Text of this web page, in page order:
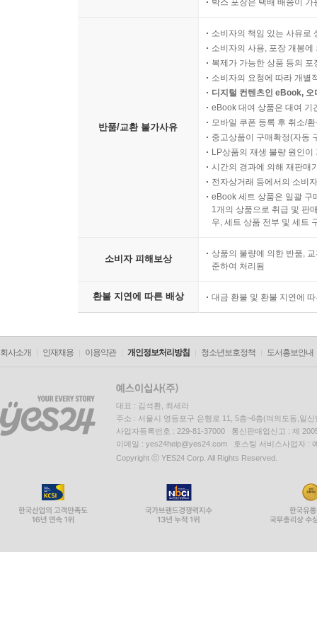
반품/교환 불가사유
소비자의 책임 있는 사유로
소비자의 사용, 포장 개봉
복제가 가능한 상품 등의
소비자의 요청에 따라 개별
디지털 컨텐츠인 eBook,
eBook 대여 상품은 대여 기
모바일 쿠폰 등록 후 취소/
중고상품이 구매확정(자동
LP상품의 재생 불량 원인
시간의 경과에 의해 재판매
전자상거래 등에서의 소비
eBook 세트 상품은 일괄 구
1개의 상품으로 취급 및 판
우, 세트 상품 전부 및 세트
소비자 피해보상
상품의 불량에 의한 반품,
준하여 처리됨
환불 지연에 따른 배상 대금 환불 및 환불 지연에
회사소개 인재채용 이용약관 개인정보처리방침 청소년보호정책 도서홍보안내
대표 : 김석환, 최세라
주소 : 서울시 영등포구 은행로 11, 5층~6층(여의도동,일신
사업자등록번호 : 229-81-37000 통신판매업신고 : 제
이메일 : yes24help@yes24.com 호스팅 서비스사업자 :
Copyright ⓒ YES24 Corp. All Rights Reserved.